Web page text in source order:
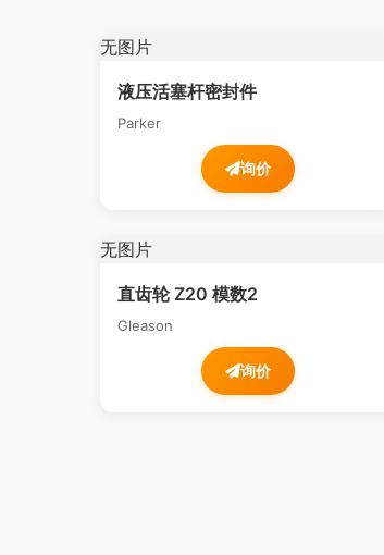
无图片
液压活塞杆密封件
Parker
询价
无图片
直齿轮 Z20 模数2
Gleason
询价